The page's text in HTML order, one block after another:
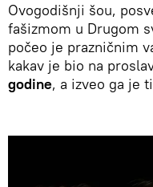
Ovogodišnji šou,
fašizmom u Drugom
počeo je prazničnim
kakav je bio na
godine, a izveo ga je